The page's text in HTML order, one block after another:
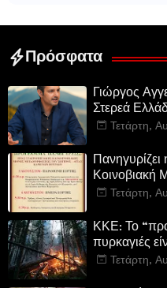
Πρόσφατα
Γιώργος
Στερεά
Τετάρτη,
Πανηγυρίζει
Κοινοβιακή
Σωτήρος
Τετάρτη,
ΚΚΕ: Το
πυρκαγιές
µέσα και
Τετάρτη,